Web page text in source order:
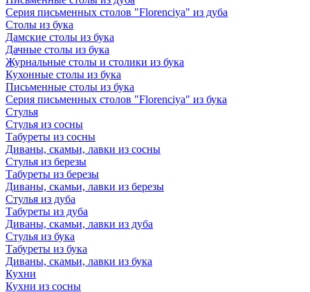
Серия письменных столов "Florenciya" из дуба
Столы из бука
Дамские столы из бука
Дачные столы из бука
Журнальные столы и столики из бука
Кухонные столы из бука
Письменные столы из бука
Серия письменных столов "Florenciya" из бука
Стулья
Стулья из сосны
Табуреты из сосны
Диваны, скамьи, лавки из сосны
Стулья из березы
Табуреты из березы
Диваны, скамьи, лавки из березы
Стулья из дуба
Табуреты из дуба
Диваны, скамьи, лавки из дуба
Стулья из бука
Табуреты из бука
Диваны, скамьи, лавки из бука
Кухни
Кухни из сосны